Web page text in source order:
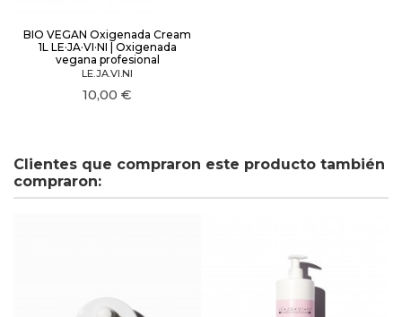
BIO VEGAN Oxigenada Cream
1L LE·JA·VI·NI | Oxigenada
vegana profesional
LE.JA.VI.NI
10,00 €
Clientes que compraron este producto también
compraron: